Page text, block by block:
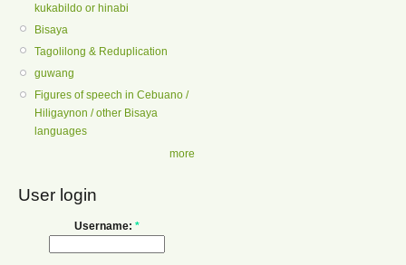
kukabildo or hinabi
Bisaya
Tagolilong & Reduplication
guwang
Figures of speech in Cebuano /
Hiligaynon / other Bisaya
languages
more
User login
Username: *